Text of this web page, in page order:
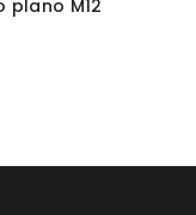
plano M12